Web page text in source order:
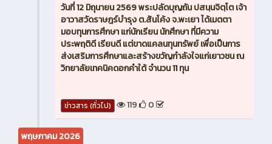
วันที่ 12 มิถุนายน 2569 พระปลัดบุญถัน ปสนฺนจิตฺโต เจ้า
อาวาสวัดราษฎร์บำรุง ต.สันโค้ง จ.พะเยา ได้เมตตา
มอบทุนการศึกษา แก่นักเรียน นักศึกษา ที่มีความ
ประพฤติดี เรียนดี แต่ขาดแคลนทุนทรัพย์ เพื่อเป็นการ
ส่งเสริมการศึกษาและสร้างขวัญกำลังใจแก่เยาวชน ณ
วิทยาลัยเทคนิคดอกคำใต้ จำนวน 11 ทุน
ข่าวสาร (ทั่วไป) 119 0
พฤษภาคม 2026